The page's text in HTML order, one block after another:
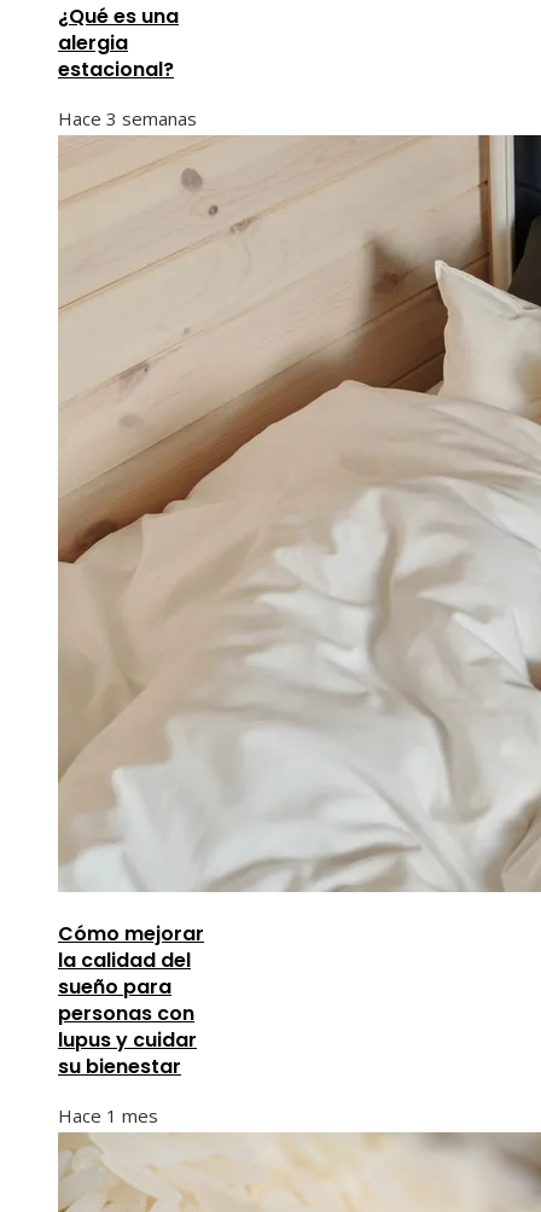
¿Qué es una
alergia
estacional?
Hace 3 semanas
Cómo mejorar
la calidad del
sueño para
personas con
lupus y cuidar
su bienestar
Hace 1 mes